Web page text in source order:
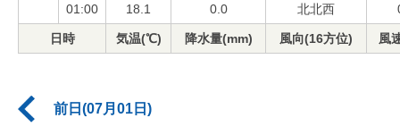
01:00 18.1 0.0 北北西
日時 気温(℃) 降水量(mm) 風向(16方位) 風
前日(07月01日)